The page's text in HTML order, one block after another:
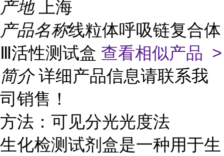
产地
上海
产品名称线粒体呼吸链复合体
Ⅲ活性测试盒 查看相似产品 >
简介 详细产品信息请联系我
司销售！
方法：可见分光光度法
生化检测试剂盒是一种用于生